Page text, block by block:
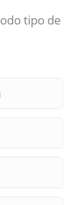
tipo de